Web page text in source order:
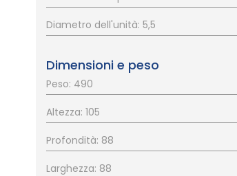
Diametro dell'unità: 5,5
Dimensioni e peso
Peso: 490
Altezza: 105
Profondità: 88
Larghezza: 88